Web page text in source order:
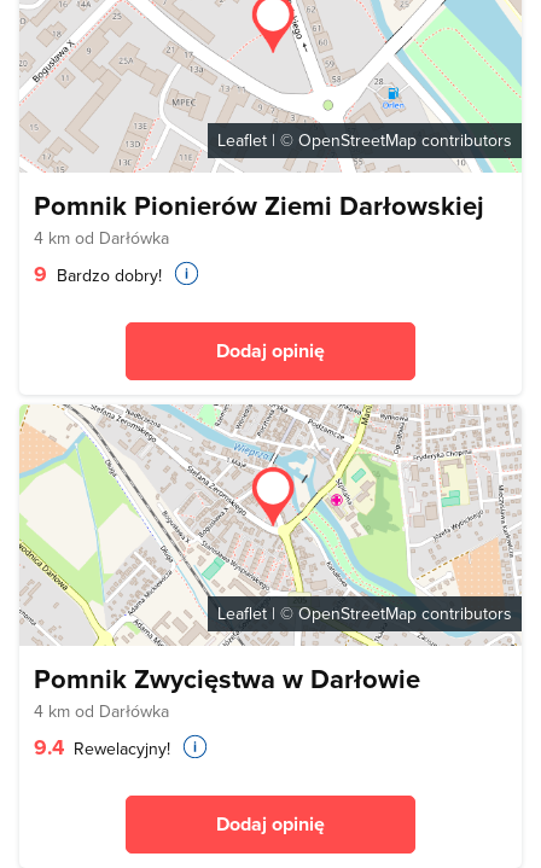
Leaflet | © OpenStreetMap contributors
Pomnik Pionierów Ziemi Darłowskiej
4 km od Darłówka
9 Bardzo dobry!
Dodaj opinię
Leaflet | © OpenStreetMap contributors
Pomnik Zwycięstwa w Darłowie
4 km od Darłówka
9.4 Rewelacyjny!
Dodaj opinię